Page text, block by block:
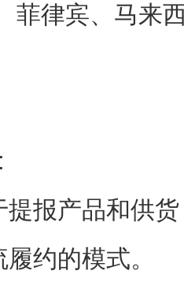
菲律宾、马来
提报产品和供
约的模式。